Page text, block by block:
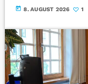
today 8. AUGUST 2026 1